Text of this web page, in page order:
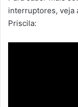
interruptores, veja
Priscila: